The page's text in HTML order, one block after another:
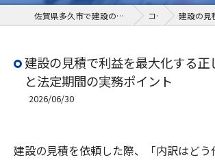
佐賀県多久市で建設の求人なら中央生コンクリート株式会社 コラム 建設の見積で利益を最大
建設の見積で利益を最大化する正
と法定期間の実務ポイント
2026/06/30
建設の見積を依頼した際、「内訳はどう